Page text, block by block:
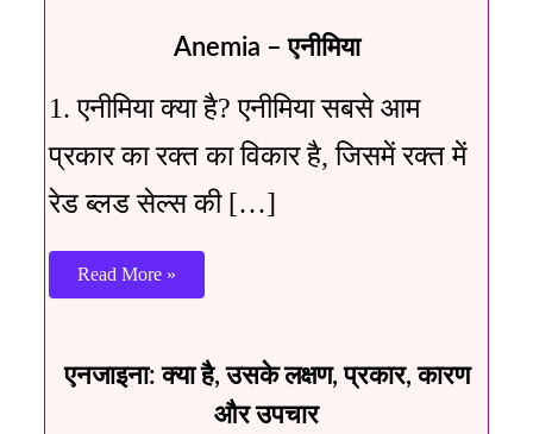
Anemia – एनीमिया
1. एनीमिया क्या है? एनीमिया सबसे आम
प्रकार का रक्त का विकार है, जिसमें रक्त में
रेड ब्लड सेल्स की […]
Read More »
एनजाइना: क्या है, उसके लक्षण, प्रकार, कारण
और उपचार